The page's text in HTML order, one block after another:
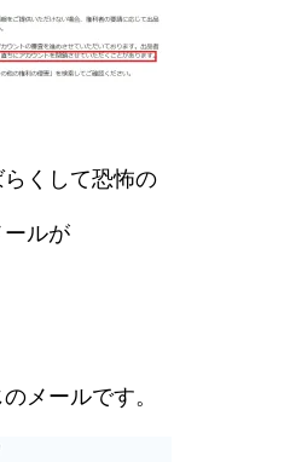
くして恐怖の
ルが
メールです。